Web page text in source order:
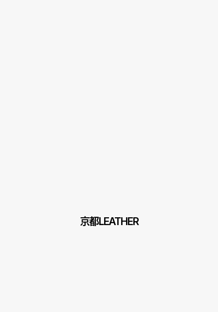
京都LEATHER